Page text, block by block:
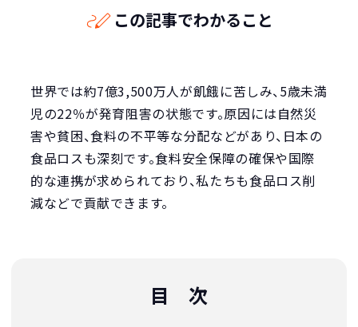
この記事でわかること
世界では約7億3,500万人が飢餓に苦しみ、5歳未満
児の22％が発育阻害の状態です。原因には自然災
害や貧困、食料の不平等な分配などがあり、日本の
食品ロスも深刻です。食料安全保障の確保や国際
的な連携が求められており、私たちも食品ロス削
減などで貢献できます。
目 次